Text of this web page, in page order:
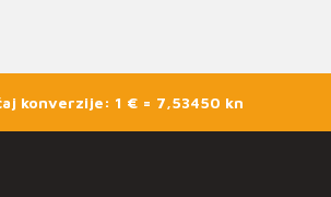
konverzije: 1 € = 7,53450 kn